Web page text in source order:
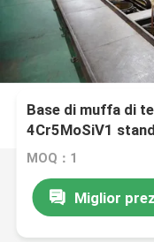
Base di muffa di
4Cr5MoSiV1
muffe
MOQ：1
Miglior